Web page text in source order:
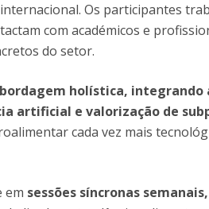
Os participantes
com académicos e
do setor.
holística, integrando
artificial e valorização de
cada vez mais
em sessões síncronas